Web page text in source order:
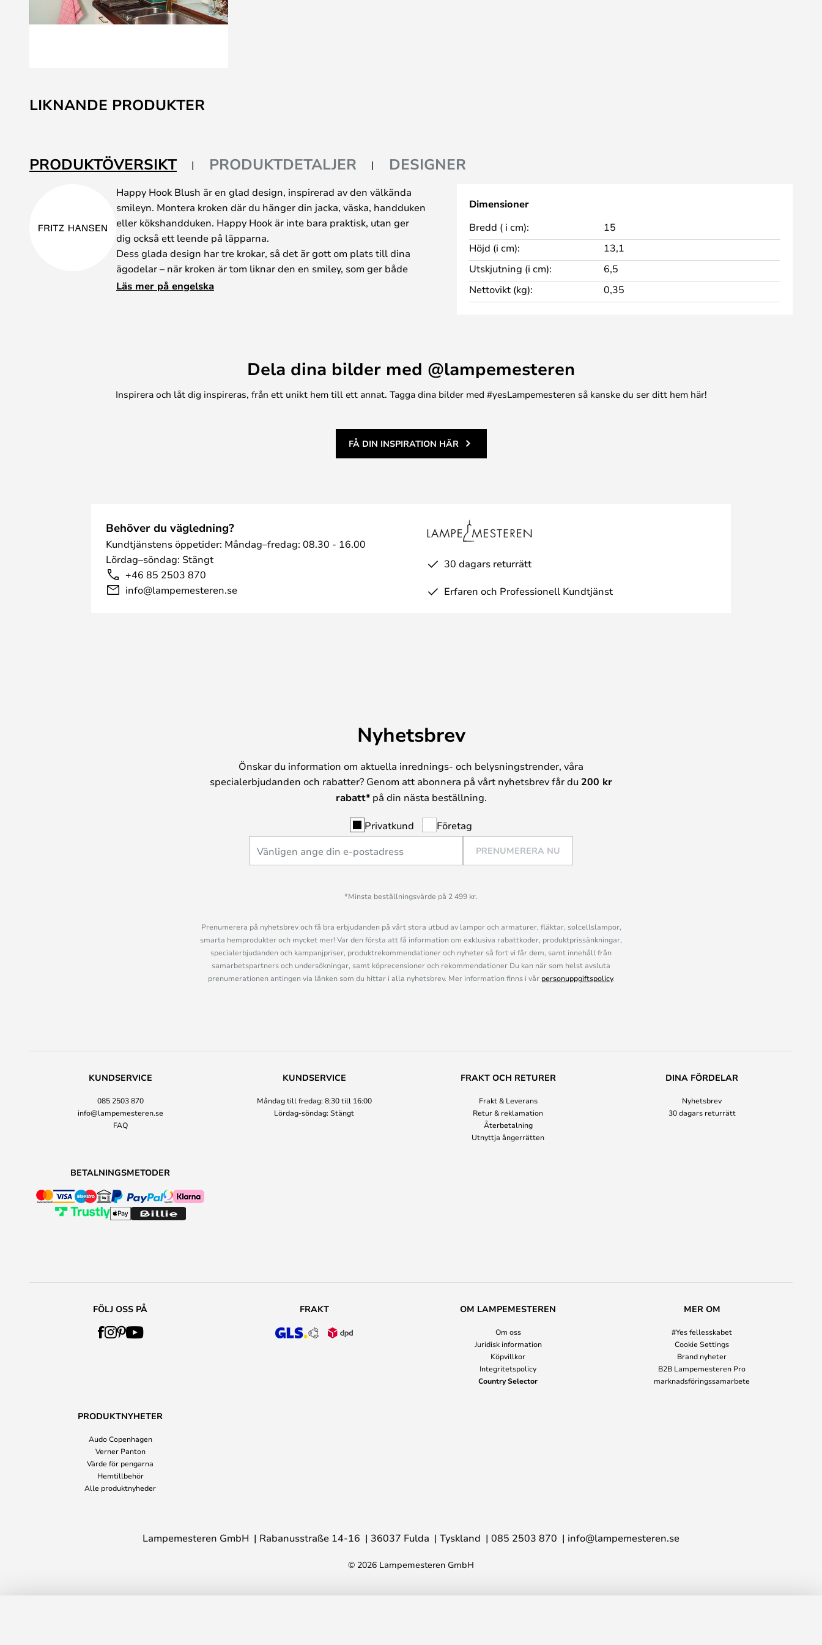
till
början
LIKNANDE PRODUKTER
PRODUKTÖVERSIKT PRODUKTDETALJER DESIGNER
Happy Hook Blush är en glad design, inspirerad av den välkända
smileyn. Montera kroken där du hänger din jacka, väska, handduken
eller kökshandduken. Happy Hook är inte bara praktisk, utan ger
dig också ett leende på läpparna.
Dess glada design har tre krokar, så det är gott om plats till dina
ägodelar – när kroken är tom liknar den en smiley, som ger både
personlighet och glädje till din inredning.
Läs mer på engelska
Dimensioner
Bredd ( i cm):
15
Höjd (i cm):
13,1
Utskjutning (i cm):
6,5
Nettovikt (kg):
0,35
Dela dina bilder med @lampemesteren
Inspirera och låt dig inspireras, från ett unikt hem till ett annat. Tagga dina bilder med #yesLampemesteren så kanske du ser ditt hem här!
FÅ DIN INSPIRATION HÄR
Behöver du vägledning?
Kundtjänstens öppetider: Måndag–fredag: 08.30 - 16.00
Lördag–söndag: Stängt
+46 85 2503 870
info@lampemesteren.se
30 dagars returrätt
Erfaren och Professionell Kundtjänst
Nyhetsbrev
Önskar du information om aktuella inrednings- och belysningstrender, våra
specialerbjudanden och rabatter? Genom att abonnera på vårt nyhetsbrev får du 200 kr
rabatt*på din nästa beställning.
Privatkund Företag
PRENUMERERA NU
*Minsta beställningsvärde på 2 499 kr.
Prenumerera på nyhetsbrev och få bra erbjudanden på vårt stora utbud av lampor och armaturer, fläktar, solcellslampor,
smarta hemprodukter och mycket mer! Var den första att få information om exklusiva rabattkoder, produktprissänkningar,
specialerbjudanden och kampanjpriser, produktrekommendationer och nyheter så fort vi får dem, samt innehåll från
samarbetspartners och undersökningar, samt köprecensioner och rekommendationer Du kan när som helst avsluta
prenumerationen antingen via länken som du hittar i alla nyhetsbrev. Mer information finns i vår personuppgiftspolicy.
KUNDSERVICE
085 2503 870
info@lampemesteren.se
FAQ
KUNDSERVICE
Måndag till fredag: 8:30 till 16:00
Lördag-söndag: Stängt
FRAKT OCH RETURER
Frakt & Leverans
Retur & reklamation
Återbetalning
Utnyttja ångerrätten
DINA FÖRDELAR
Nyhetsbrev
30 dagars returrätt
BETALNINGSMETODER
FÖLJ OSS PÅ FRAKT OM LAMPEMESTEREN
Om oss
Juridisk information
Köpvillkor
Integritetspolicy
Country Selector
MER OM
#Yes fellesskabet
Cookie Settings
Brand nyheter
B2B Lampemesteren Pro
marknadsföringssamarbete
PRODUKTNYHETER
Audo Copenhagen
Verner Panton
Värde för pengarna
Hemtillbehör
Alle produktnyheder
Lampemesteren GmbH Rabanusstraße 14-16 36037 Fulda Tyskland 085 2503 870 info@lampemesteren.se
© 2026 Lampemesteren GmbH